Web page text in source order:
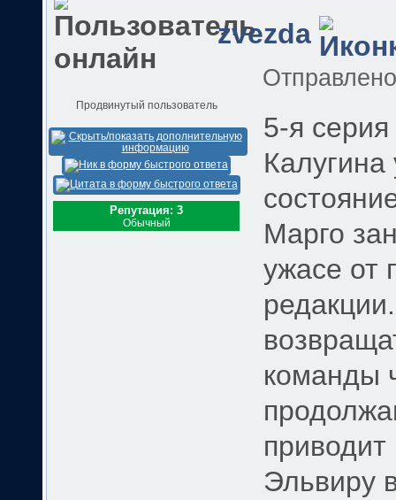
zvezda
Продвинутый пользователь
Репутация: 3
Обычный
5-я серия
Марго
ужасе от
команды
Эльвиру